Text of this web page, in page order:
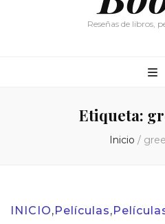
Reseñas de libros,
Etiqueta:
Inicio /
INICIO,Películas,